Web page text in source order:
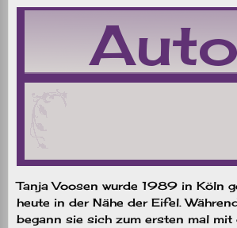
Tanja Voosen wurde 1989 in Köln
heute in der Nähe der Eifel.
begann sie sich zum ersten mal mit